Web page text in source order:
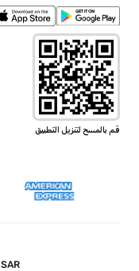
قم بالمسح لتنزيل التطبيق
SAR